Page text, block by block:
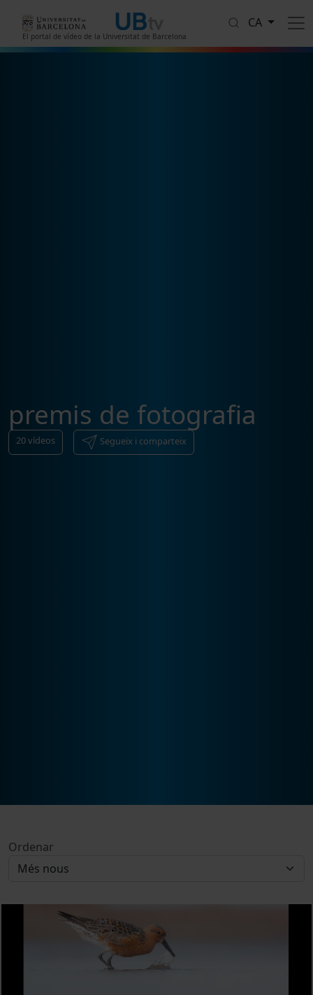
El portal de vídeo de la Universitat de Barcelona
CA
premis de fotografia
20vídeos Segueix i comparteix
Ordenar